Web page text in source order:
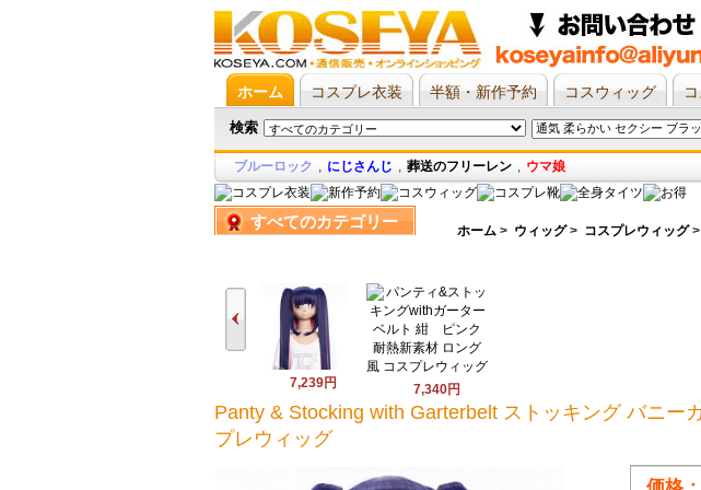
ホーム コスプレ衣装 半額・新作予約 コスウィッグ
検索
ブルーロック , にじさんじ , 葬送のフリーレン , ウマ娘
すべてのカテゴリー ホーム > ウィッグ> コスプレウィッグ>
7,239円 7,340円
Panty & Stocking with Garterbelt ストッキング バニー
プレウィッグ